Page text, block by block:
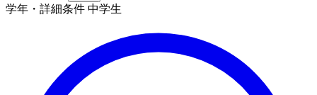
学年・詳細条件 中学生